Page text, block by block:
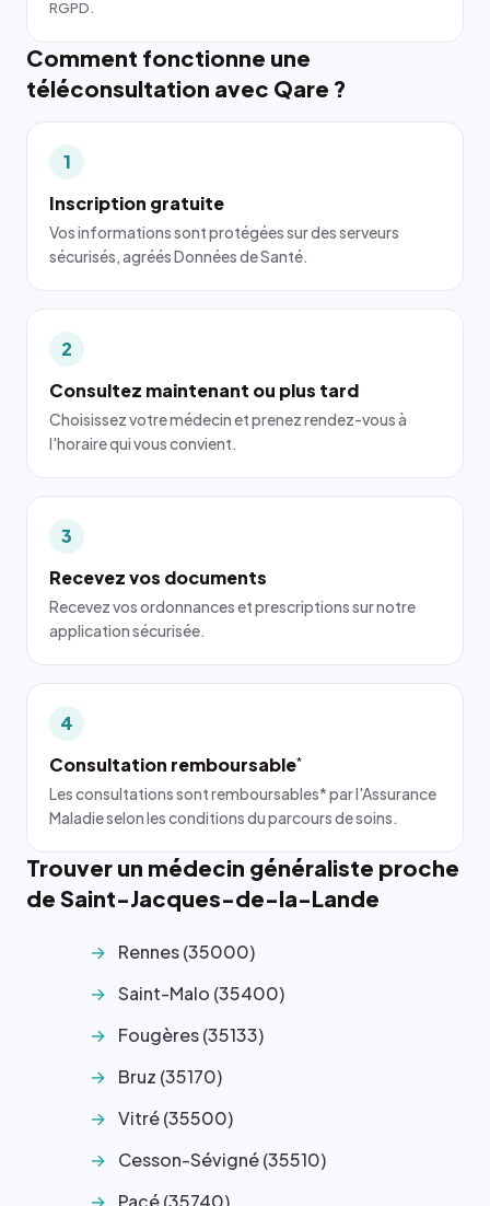
RGPD.
Comment fonctionne une
téléconsultation avec Qare ?
1
Inscription gratuite
Vos informations sont protégées sur des serveurs
sécurisés, agréés Données de Santé.
2
Consultez maintenant ou plus tard
Choisissez votre médecin et prenez rendez-vous à
l'horaire qui vous convient.
3
Recevez vos documents
Recevez vos ordonnances et prescriptions sur notre
application sécurisée.
4
Consultation remboursable*
Les consultations sont remboursables* par l'Assurance
Maladie selon les conditions du parcours de soins.
Trouver un médecin généraliste proche
de Saint-Jacques-de-la-Lande
Rennes (35000)
Saint-Malo (35400)
Fougères (35133)
Bruz (35170)
Vitré (35500)
Cesson-Sévigné (35510)
Pacé (35740)